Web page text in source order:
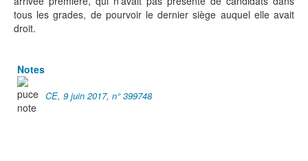
tous les grades, de pourvoir le dernier siège auquel elle avait
droit.
Notes
CE, 9 juin 2017, n° 399748